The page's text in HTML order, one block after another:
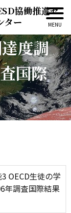
協働推進セ
ター能3
度調
国際
OECD生徒の学
年調査国際結果